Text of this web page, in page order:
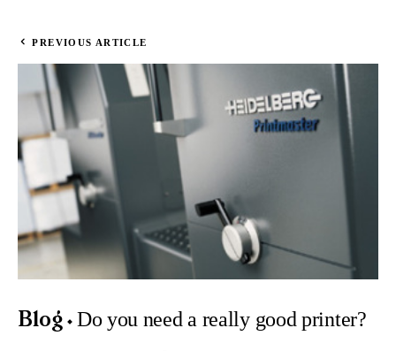
PREVIOUS ARTICLE
Blog Do you need a really good printer?